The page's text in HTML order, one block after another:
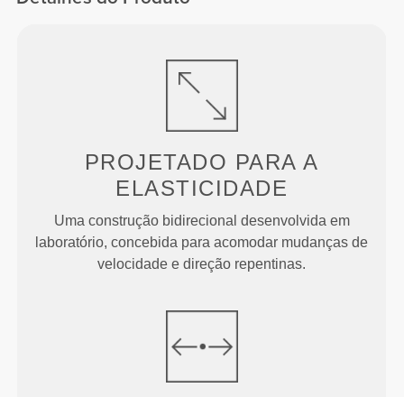
PROJETADO PARA A
ELASTICIDADE
Uma construção bidirecional desenvolvida em
laboratório, concebida para acomodar mudanças de
velocidade e direção repentinas.